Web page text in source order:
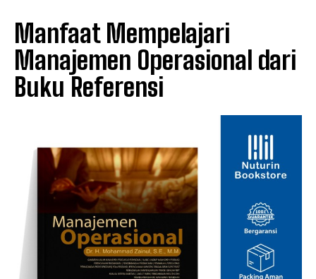
Manfaat Mempelajari
Manajemen Operasional dari
Buku Referensi